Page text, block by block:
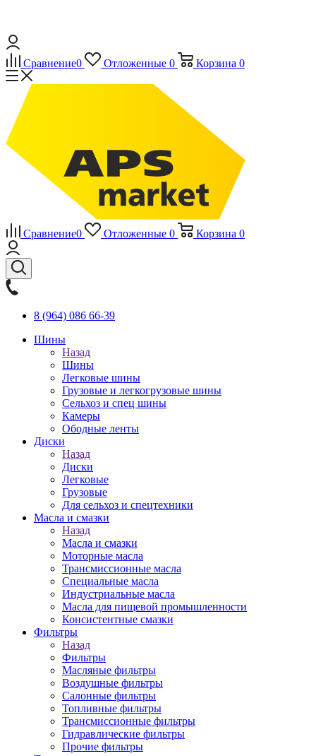
Сравнение0 Отложенные 0 Корзина 0
Сравнение0 Отложенные 0 Корзина 0
8 (964) 086 66-39
Шины
Назад
Шины
Легковые шины
Грузовые и легкогрузовые шины
Сельхоз и спец шины
Камеры
Ободные ленты
Диски
Назад
Диски
Легковые
Грузовые
Для сельхоз и спецтехники
Масла и смазки
Назад
Масла и смазки
Моторные масла
Трансмиссионные масла
Специальные масла
Индустриальные масла
Масла для пищевой промышленности
Консистентные смазки
Фильтры
Назад
Фильтры
Масляные фильтры
Воздушные фильтры
Салонные фильтры
Топливные фильтры
Трансмиссионные фильтры
Гидравлические фильтры
Прочие фильтры